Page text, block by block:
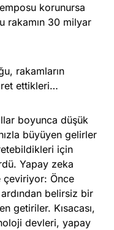
korunursa
rakamın 30 milyar
rakamların
ettikleri…
boyunca düşük
büyüyen gelirler
için
Yapay zeka
çeviriyor: Önce
belirsiz bir
getiriler. Kısacası,
devleri, yapay